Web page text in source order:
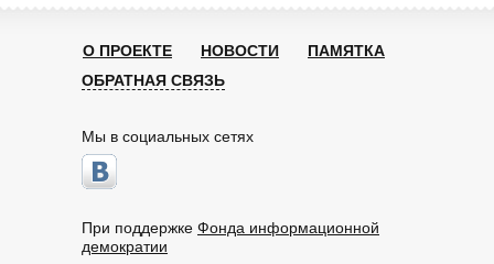
О ПРОЕКТЕ НОВОСТИ
ПАМЯТКА
ОБРАТНАЯ СВЯЗЬ
Мы в социальных сетях
При поддержке Фонда информационной
демократии